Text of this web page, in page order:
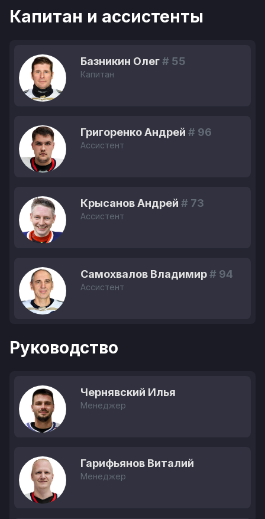
Капитан и ассистенты
Базникин Олег# 55
Капитан
Григоренко Андрей # 96
Ассистент
Крысанов Андрей # 73
Ассистент
Самохвалов Владимир# 94
Ассистент
Руководство
Чернявский Илья
Менеджер
Гарифьянов Виталий
Менеджер